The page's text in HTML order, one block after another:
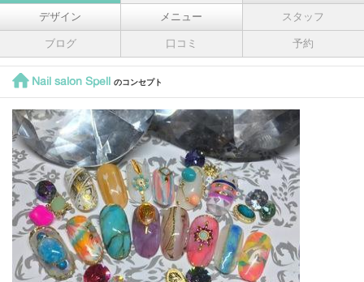
デザイン メニュー スタッフ
ブログ 口コミ 予約
Nail salon Spell のコンセプト